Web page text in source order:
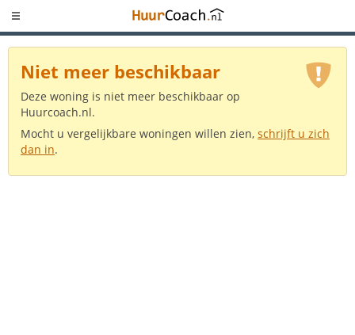
Niet meer beschikbaar
Deze woning is niet meer beschikbaar op
Huurcoach.nl.
Mocht u vergelijkbare woningen willen zien, schrijft u zich
dan in.